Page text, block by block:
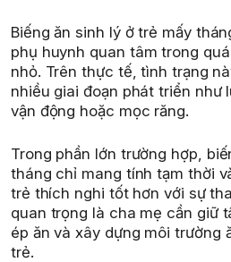
Biếng ăn sinh lý ở trẻ mấy
phụ huynh quan tâm trong
nhỏ. Trên thực tế, tình trạng
nhiều giai đoạn phát triển như
vận động hoặc mọc răng.
Trong phần lớn trường hợp,
tháng chỉ mang tính tạm thời
trẻ thích nghi tốt hơn với sự
quan trọng là cha mẹ cần giữ
ép ăn và xây dựng môi trường
trẻ.